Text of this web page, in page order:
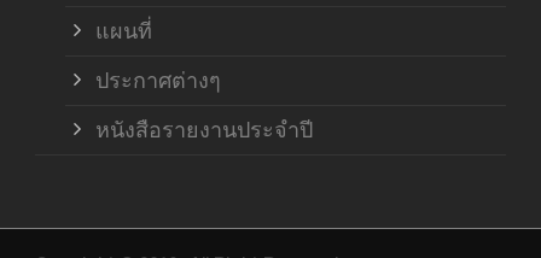
แผนที่
ประกาศต่างๆ
หนังสือรายงานประจำปี